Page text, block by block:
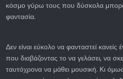
κόσμο γύρω τους που δύσκολα
φαντασία.
Δεν είναι εύκολο να φανταστεί
που διαβάζοντας το να γελάσει, να
ταυτόχρονα να μάθει μουσική. Κι